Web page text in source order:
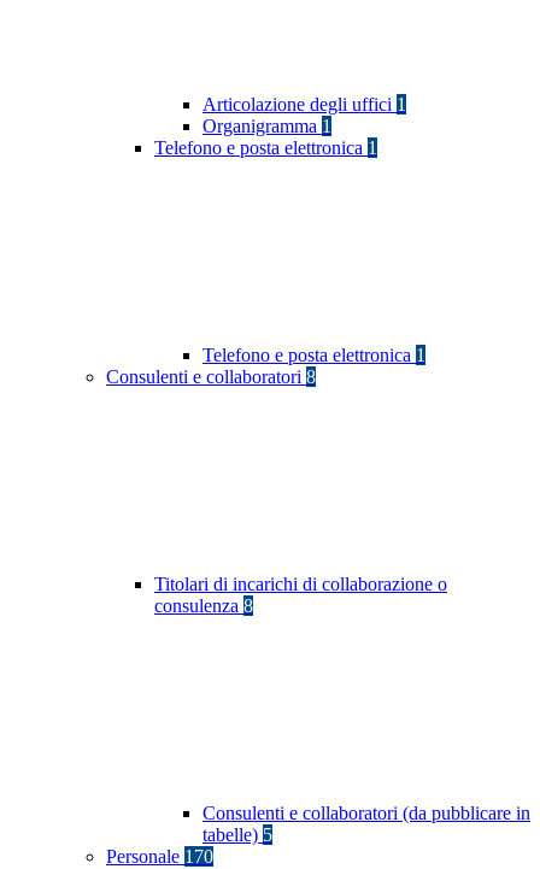
Articolazione degli uffici 1
Organigramma 1
Telefono e posta elettronica 1
Telefono e posta elettronica 1
Consulenti e collaboratori 8
Titolari di incarichi di collaborazione o
consulenza 8
Consulenti e collaboratori (da pubblicare in
tabelle) 5
Personale 170